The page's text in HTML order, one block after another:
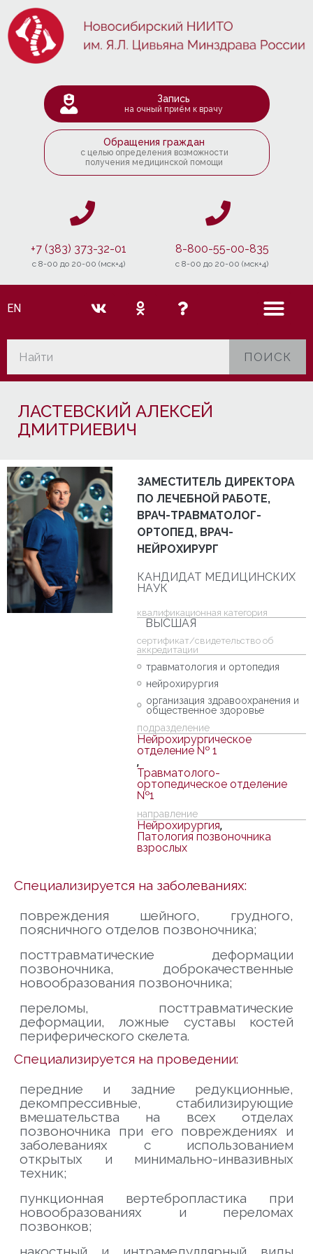
Запись
на очный приём к врачу
Обращения граждан
с целью определения возможности
получения медицинской помощи
+7 (383) 373-32-01
c 8-00 до 20-00 (мск+4)
8-800-55-00-835
c 8-00 до 20-00 (мск+4)
EN
ПОИСК
ЛАСТЕВСКИЙ АЛЕКСЕЙ
ДМИТРИЕВИЧ
ЗАМЕСТИТЕЛЬ ДИРЕКТОРА
ПО ЛЕЧЕБНОЙ РАБОТЕ,
ВРАЧ-ТРАВМАТОЛОГ-
ОРТОПЕД, ВРАЧ-
НЕЙРОХИРУРГ
КАНДИДАТ МЕДИЦИНСКИХ
НАУК
квалификационная категория
ВЫСШАЯ
cертификат/свидетельство об
аккредитации
травматология и ортопедия
нейрохирургия
организация здравоохранения и
общественное здоровье
подразделение
Нейрохирургическое
отделение № 1
,
Травматолого-
ортопедическое отделение
№1
направление
Нейрохирургия,
Патология позвоночника
взрослых
Специализируется на заболеваниях:
повреждения шейного, грудного,
поясничного отделов позвоночника;
посттравматические деформации
позвоночника, доброкачественные
новообразования позвоночника;
переломы, посттравматические
деформации, ложные суставы костей
периферического скелета.
Специализируется на проведении:
передние и задние редукционные,
декомпрессивные, стабилизирующие
вмешательства на всех отделах
позвоночника при его повреждениях и
заболеваниях с использованием
открытых и минимально-инвазивных
техник;
пункционная вертебропластика при
новообразованиях и переломах
позвонков;